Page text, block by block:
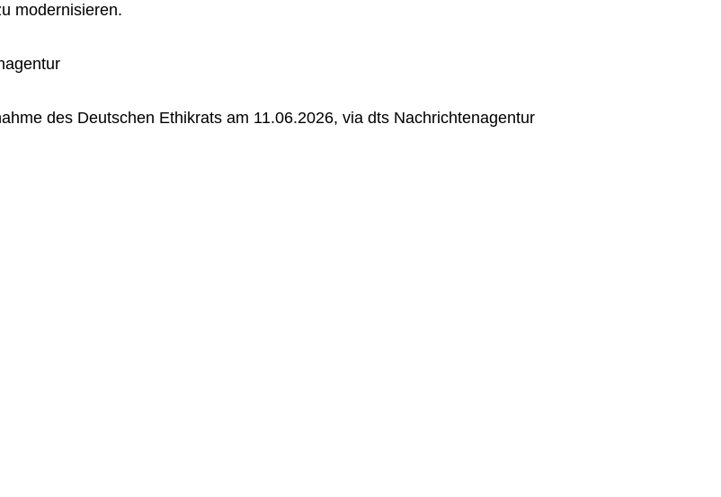
modernisieren.
des Deutschen Ethikrats am 11.06.2026, via dts Nachrichtenagentur